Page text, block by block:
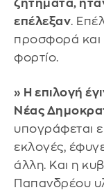
ζητήματα,
επέλεξαν.
προσφορά και
φορτίο.
» Η επιλογή
Νέας
υπογράφεται
εκλογές,
άλλη. Και η
Παπανδρέου